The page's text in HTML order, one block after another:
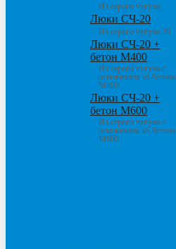
Из серого чугуна
Люки СЧ-20
Из серого чугуна 20
Люки СЧ-20 +
бетон М400
Из серого чугуна с
основанием из бетона
М400
Люки СЧ-20 +
бетон М600
Из серого чугуна с
основанием из бетона
М600